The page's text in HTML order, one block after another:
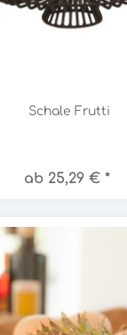
Schale Frutti
ab 25,29 € *